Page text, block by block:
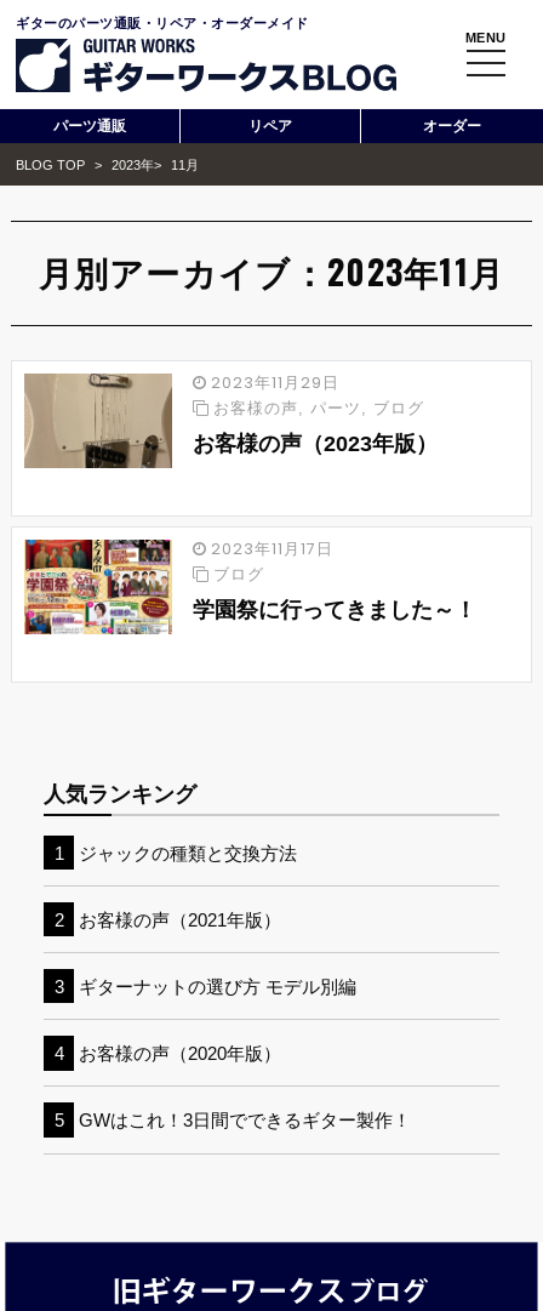
ギターのパーツ通販・リペア・オーダーメイド
MENU
toggle
パーツ通販 リペア オーダー
BLOG TOP > 2023年> 11月
月別アーカイブ：2023年11月
2023年11月29日
お客様の声, パーツ , ブログ
お客様の声（2023年版）
2023年11月17日
ブログ
学園祭に行ってきました～！
人気ランキング
ジャックの種類と交換方法
お客様の声（2021年版）
ギターナットの選び方 モデル別編
お客様の声（2020年版）
GWはこれ！3日間でできるギター製作！